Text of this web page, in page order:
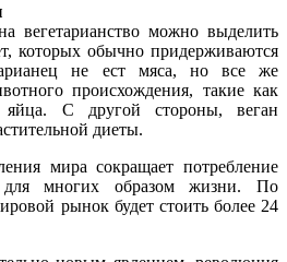
вегетарианство можно выделить
которых обычно придерживаются
не ест мяса, но все же
происхождения, такие как
С другой стороны, веган
диеты.
мира сокращает потребление
для многих образом жизни. По
рынок будет стоить более 24